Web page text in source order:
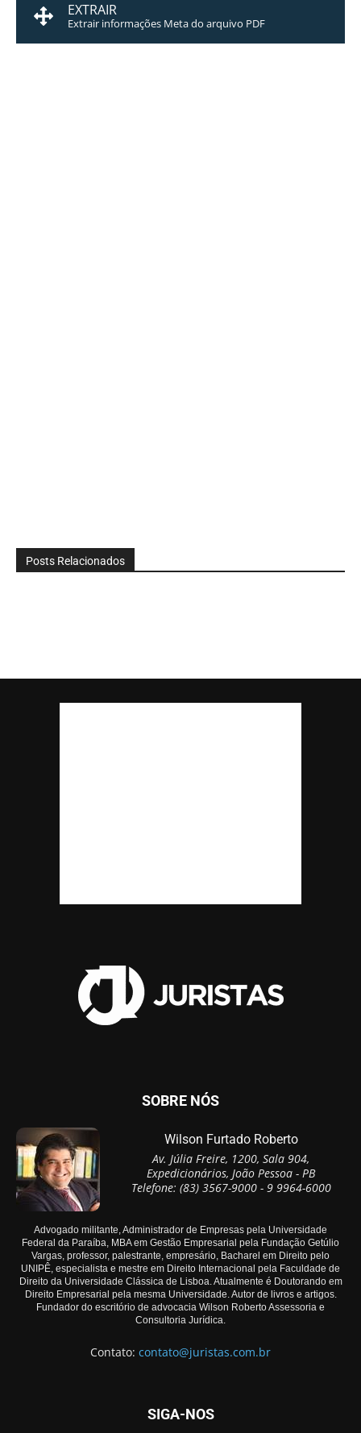
EXTRAIR
Extrair informações Meta do arquivo PDF
Posts Relacionados
SOBRE NÓS
Wilson Furtado Roberto
Av. Júlia Freire, 1200, Sala 904,
Expedicionários, João Pessoa - PB
Telefone: (83) 3567-9000 - 9 9964-6000
Advogado militante, Administrador de Empresas pela Universidade
Federal da Paraíba, MBA em Gestão Empresarial pela Fundação Getúlio
Vargas, professor, palestrante, empresário, Bacharel em Direito pelo
UNIPÊ, especialista e mestre em Direito Internacional pela Faculdade de
Direito da Universidade Clássica de Lisboa. Atualmente é Doutorando em
Direito Empresarial pela mesma Universidade. Autor de livros e artigos.
Fundador do escritório de advocacia Wilson Roberto Assessoria e
Consultoria Jurídica.
Contato: contato@juristas.com.br
SIGA-NOS